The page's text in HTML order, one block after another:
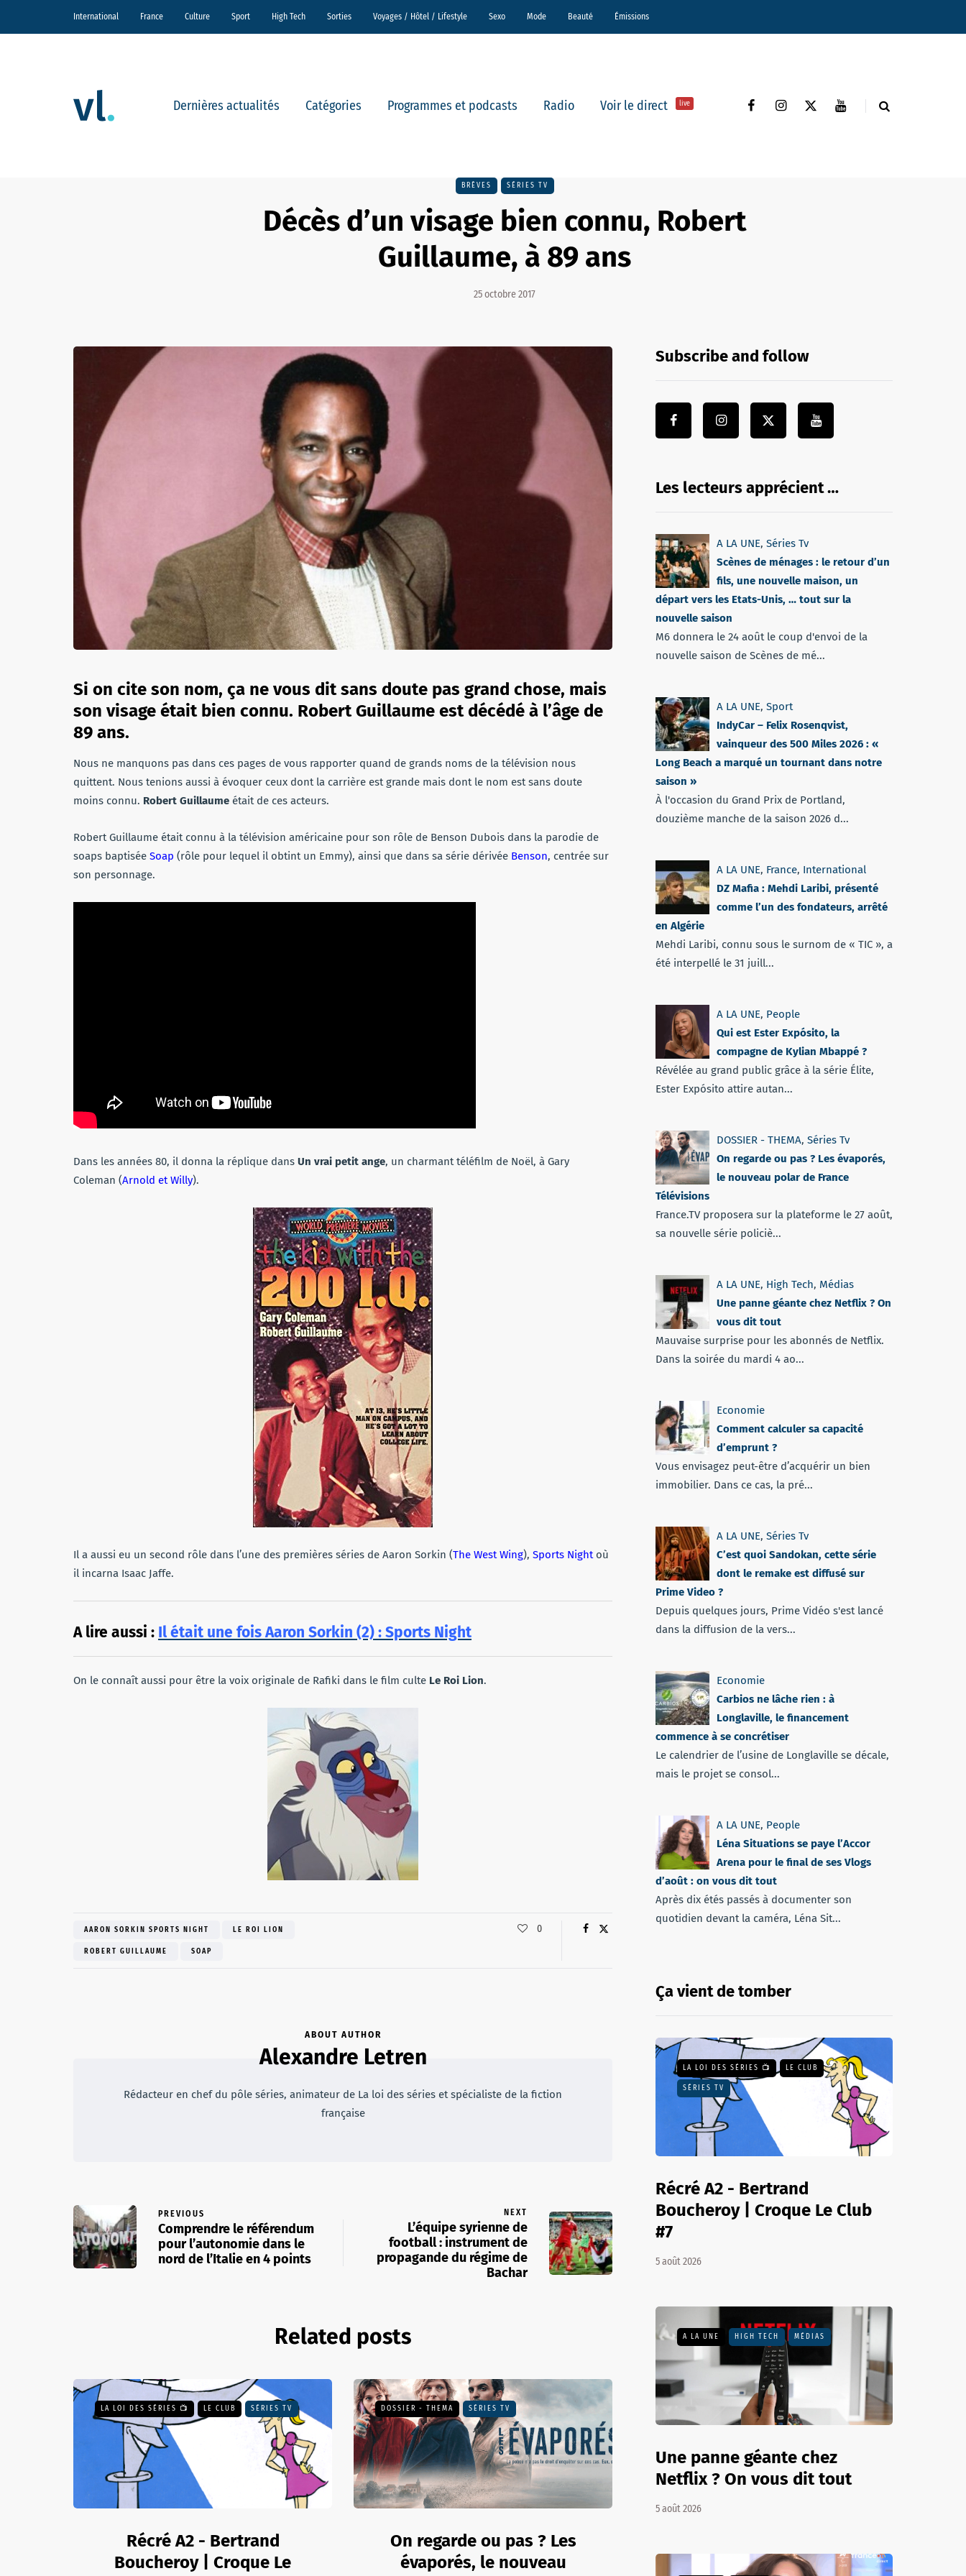
International France Culture Sport High Tech Sorties Voyages / Hôtel / Lifestyle Sexo Mode Beauté Émissions
Dernières actualités Catégories Programmes et podcasts Radio Voir le direct live
BRÈVES SÉRIES TV
Décès d’un visage bien connu, Robert
Guillaume, à 89 ans
25 octobre 2017
Si on cite son nom, ça ne vous dit sans doute pas grand chose, mais
son visage était bien connu. Robert Guillaume est décédé à l’âge de
89 ans.
Nous ne manquons pas dans ces pages de vous rapporter quand de grands noms de la télévision nous
quittent. Nous tenions aussi à évoquer ceux dont la carrière est grande mais dont le nom est sans doute
moins connu. Robert Guillaume était de ces acteurs.
Robert Guillaume était connu à la télévision américaine pour son rôle de Benson Dubois dans la parodie de
soaps baptisée Soap (rôle pour lequel il obtint un Emmy), ainsi que dans sa série dérivée Benson, centrée sur
son personnage.
Dans les années 80, il donna la réplique dans Un vrai petit ange, un charmant téléfilm de Noël, à Gary
Coleman (Arnold et Willy).
Il a aussi eu un second rôle dans l’une des premières séries de Aaron Sorkin (The West Wing), Sports Nightoù
il incarna Isaac Jaffe.
A lire aussi : Il était une fois Aaron Sorkin (2) : Sports Night
On le connaît aussi pour être la voix originale de Rafiki dans le film culte Le Roi Lion.
AARON SORKIN SPORTS NIGHT LE ROI LION
ROBERT GUILLAUME SOAP
0
ABOUT AUTHOR
Alexandre Letren
Rédacteur en chef du pôle séries, animateur de La loi des séries et spécialiste de la fiction
française
PREVIOUS
Comprendre le référendum
pour l’autonomie dans le
nord de l’Italie en 4 points
NEXT
L’équipe syrienne de
football : instrument de
propagande du régime de
Bachar
Related posts
LA LOI DES SÉRIES 📺 LE CLUB SÉRIES TV
Récré A2 - Bertrand
Boucheroy | Croque Le
DOSSIER - THEMA SÉRIES TV
On regarde ou pas ? Les
évaporés, le nouveau
Subscribe and follow
Les lecteurs apprécient …
A LA UNE, Séries Tv
Scènes de ménages : le retour d’un
fils, une nouvelle maison, un
départ vers les Etats-Unis, … tout sur la
nouvelle saison
M6 donnera le 24 août le coup d'envoi de la
nouvelle saison de Scènes de mé...
A LA UNE, Sport
IndyCar – Felix Rosenqvist,
vainqueur des 500 Miles 2026 : «
Long Beach a marqué un tournant dans notre
saison »
À l'occasion du Grand Prix de Portland,
douzième manche de la saison 2026 d...
A LA UNE, France, International
DZ Mafia : Mehdi Laribi, présenté
comme l’un des fondateurs, arrêté
en Algérie
Mehdi Laribi, connu sous le surnom de « TIC », a
été interpellé le 31 juill...
A LA UNE, People
Qui est Ester Expósito, la
compagne de Kylian Mbappé ?
Révélée au grand public grâce à la série Élite,
Ester Expósito attire autan...
DOSSIER - THEMA, Séries Tv
On regarde ou pas ? Les évaporés,
le nouveau polar de France
Télévisions
France.TV proposera sur la plateforme le 27 août,
sa nouvelle série policiè...
A LA UNE, High Tech, Médias
Une panne géante chez Netflix ? On
vous dit tout
Mauvaise surprise pour les abonnés de Netflix.
Dans la soirée du mardi 4 ao...
Economie
Comment calculer sa capacité
d’emprunt ?
Vous envisagez peut-être d’acquérir un bien
immobilier. Dans ce cas, la pré...
A LA UNE, Séries Tv
C’est quoi Sandokan, cette série
dont le remake est diffusé sur
Prime Video ?
Depuis quelques jours, Prime Vidéo s'est lancé
dans la diffusion de la vers...
Economie
Carbios ne lâche rien : à
Longlaville, le financement
commence à se concrétiser
Le calendrier de l’usine de Longlaville se décale,
mais le projet se consol...
A LA UNE, People
Léna Situations se paye l’Accor
Arena pour le final de ses Vlogs
d’août : on vous dit tout
Après dix étés passés à documenter son
quotidien devant la caméra, Léna Sit...
Ça vient de tomber
LA LOI DES SÉRIES 📺 LE CLUB
SÉRIES TV
Récré A2 - Bertrand
Boucheroy | Croque Le Club
#7
5 août 2026
A LA UNE HIGH TECH MÉDIAS
Une panne géante chez
Netflix ? On vous dit tout
5 août 2026